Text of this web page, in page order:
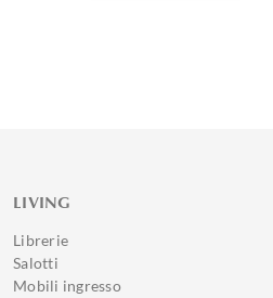
LIVING
Librerie
Salotti
Mobili ingresso